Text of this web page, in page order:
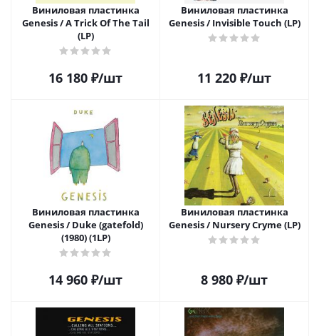
Виниловая пластинка
Genesis / A Trick Of The Tail
(LP)
16 180 ₽/шт
Виниловая пластинка
Genesis / Invisible Touch (LP)
11 220 ₽/шт
Виниловая пластинка
Genesis / Duke (gatefold)
(1980) (1LP)
14 960 ₽/шт
Виниловая пластинка
Genesis / Nursery Cryme (LP)
8 980 ₽/шт